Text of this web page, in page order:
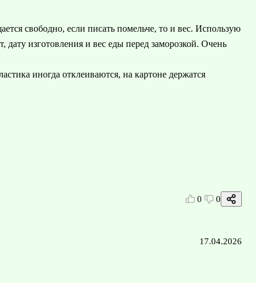
свободно, если писать помельче, то и вес. Использую
изготовления и вес еды перед заморозкой. Очень
иногда отклеиваются, на картоне держатся
0 0
17.04.2026